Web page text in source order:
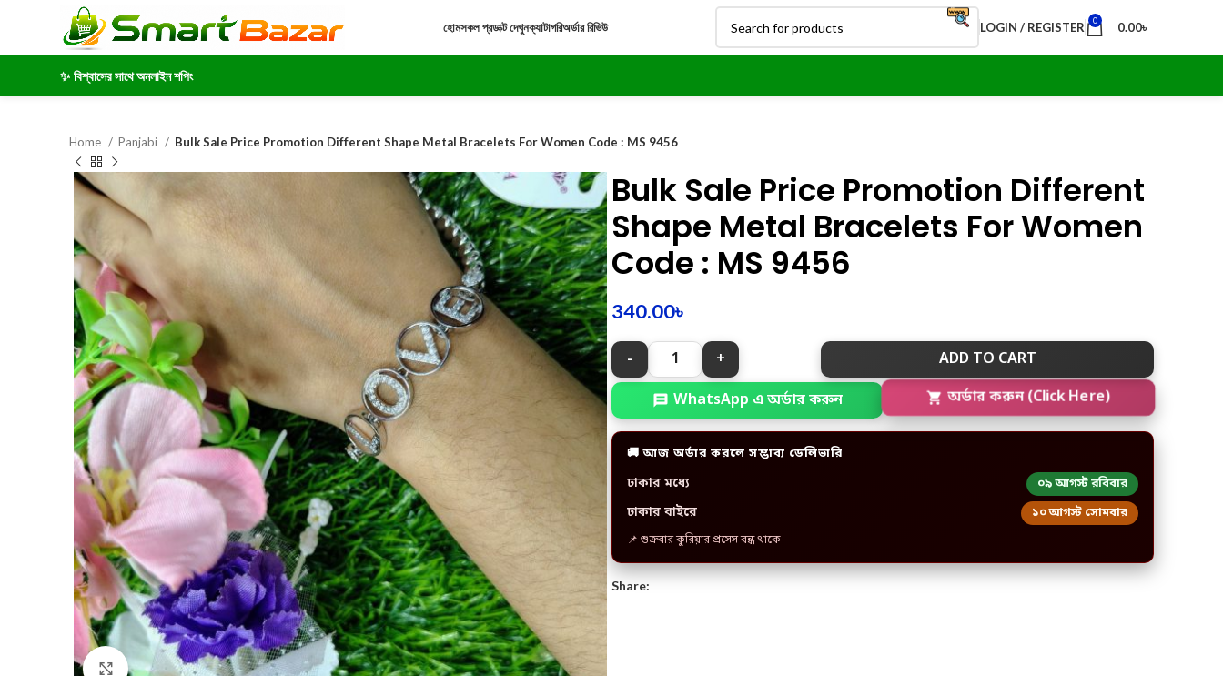
হোমসকল প্রডাক্ট দেখুনক্যাটাগরিঅর্ডার রিভিউ LOGIN / REGISTER 0 0.00৳
✨ বিশ্বাসের সাথে অনলাইন শপিং
Home Panjabi Bulk Sale Price Promotion Different Shape Metal Bracelets For Women Code : MS 9456
Click to enlarge
Bulk Sale Price Promotion Different
Shape Metal Bracelets For Women
Code : MS 9456
340.00৳
ADD TO CART
WhatsApp এ অর্ডার করুন অর্ডার করুন (Click Here)
🚚 আজ অর্ডার করলে সম্ভাব্য ডেলিভারি
ঢাকার মধ্যে ০৯ আগস্ট রবিবার
ঢাকার বাইরে ১০ আগস্ট সোমবার
📌 শুক্রবার কুরিয়ার প্রসেস বন্ধ থাকে
Share: